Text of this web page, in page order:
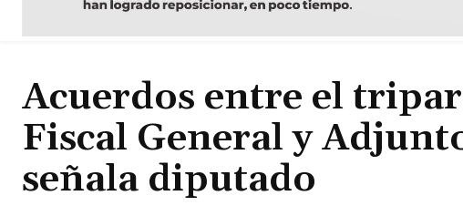
Acuerdos entre el
Fiscal General y
señala diputado